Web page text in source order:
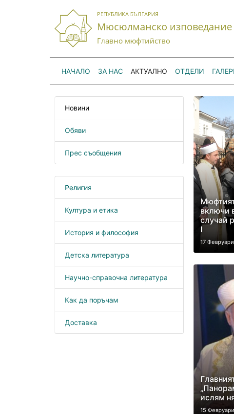
РЕПУБЛИКА БЪЛГАРИЯ
Мюсюлманско изповедание
Главно мюфтийство
НАЧАЛО ЗА НАС АКТУАЛНО ОТДЕЛИ
Новини
Обяви
Прес съобщения
Религия
Култура и етика
История и философия
Детска литература
Научно-справочна литература
Как да поръчам
Доставка
включи
случай
I
17
ислям
15